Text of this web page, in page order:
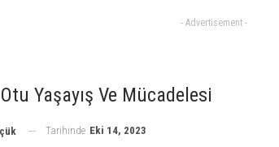
- Advertisement -
Yaşayış Ve Mücadelesi
Tarihinde Eki 14, 2023